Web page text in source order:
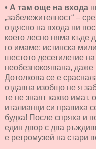
• А там още на входа
„забележителност“ –
отдясно на входа ни
което лесно няма къде
го имаме: истинска
шестото десетилетие
необезпокоявана, даже
Дотолкова се е
отдавна изобщо не я
те не знаят какво имат,
италианци си правиха
будка! После спряха и
един двор с два
е ретромузей на стари